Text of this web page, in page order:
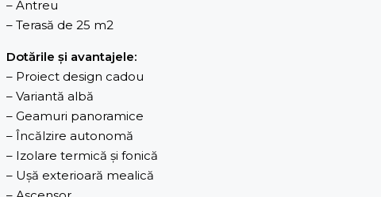
– Antreu
– Terasă de 25 m2
Dotările și avantajele:
– Proiect design cadou
– Variantă albă
– Geamuri panoramice
– Încălzire autonomă
– Izolare termică și fonică
– Ușă exterioară mealică